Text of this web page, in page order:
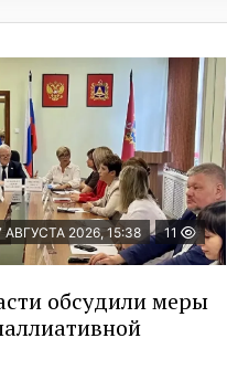
АВГУСТА 2026, 15:38 11
обсудили меры